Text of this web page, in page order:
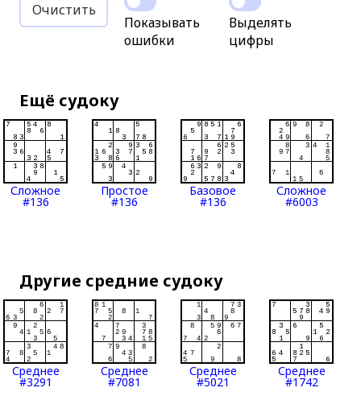
Очистить
Показывать
ошибки
Выделять
цифры
Ещё судоку
Сложное
#136
Простое
#136
Базовое
#136
Сложное
#6003
Другие средние судоку
Среднее
#3291
Среднее
#7081
Среднее
#5021
Среднее
#1742